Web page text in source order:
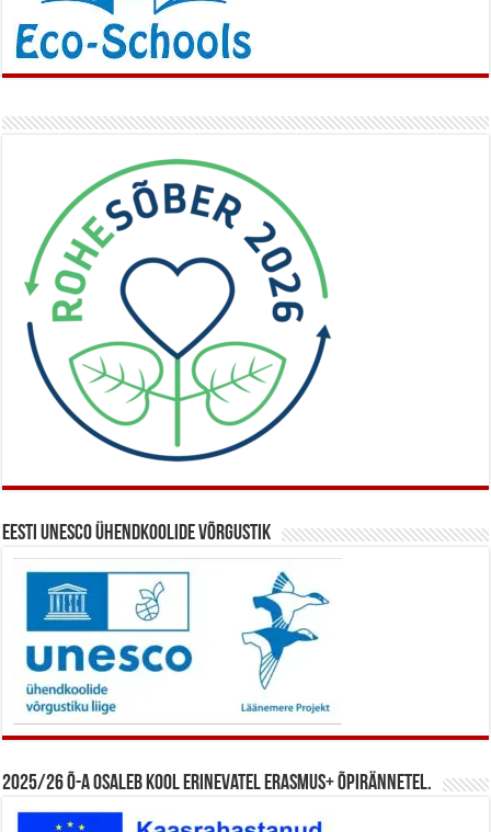
Eesti UNESCO ühendkoolide võrgustik
2025/26 õ-a osaleb kool erinevatel Erasmus+ õpirännetel.